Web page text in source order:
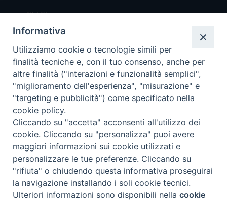
Chi Siamo
Redazione
Scrivici
Copyright © 2019 - Tutti i diritti riservati - Vita
Trentina Editrice
Privacy Policy
Torna
Preferenze Cookie
Informativa
Utilizziamo cookie o tecnologie simili per
finalità tecniche e, con il tuo consenso, anche per
altre finalità ("interazioni e funzionalità semplici",
"miglioramento dell'esperienza", "misurazione" e
"targeting e pubblicità") come specificato nella
cookie policy.
Cliccando su "accetta" acconsenti all'utilizzo dei
cookie. Cliccando su "personalizza" puoi avere
maggiori informazioni sui cookie utilizzati e
personalizzare le tue preferenze. Cliccando su
"rifiuta" o chiudendo questa informativa proseguirai
la navigazione installando i soli cookie tecnici.
Ulteriori informazioni sono disponibili nellacookie